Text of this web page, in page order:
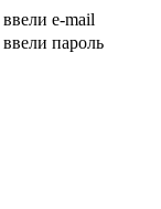
e-mail
пароль